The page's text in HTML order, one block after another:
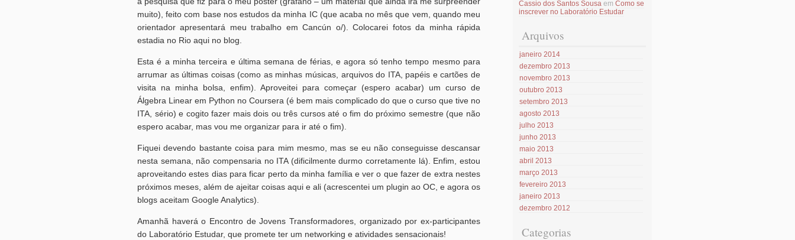
muito), feito com base nos estudos da minha IC (que acaba no mês que vem, quando meu
orientador apresentará meu trabalho em Cancún o/). Colocarei fotos da minha rápida
estadia no Rio aqui no blog.
Esta é a minha terceira e última semana de férias, e agora só tenho tempo mesmo para
arrumar as últimas coisas (como as minhas músicas, arquivos do ITA, papéis e cartões de
visita na minha bolsa, enfim). Aproveitei para começar (espero acabar) um curso de
Álgebra Linear em Python no Coursera (é bem mais complicado do que o curso que tive no
ITA, sério) e cogito fazer mais dois ou três cursos até o fim do próximo semestre (que não
espero acabar, mas vou me organizar para ir até o fim).
Fiquei devendo bastante coisa para mim mesmo, mas se eu não conseguisse descansar
nesta semana, não compensaria no ITA (dificilmente durmo corretamente lá). Enfim, estou
aproveitando estes dias para ficar perto da minha família e ver o que fazer de extra nestes
próximos meses, além de ajeitar coisas aqui e ali (acrescentei um plugin ao OC, e agora os
blogs aceitam Google Analytics).
Amanhã haverá o Encontro de Jovens Transformadores, organizado por ex-participantes
do Laboratório Estudar, que promete ter um networking e atividades sensacionais!
Cassio dos Santos Sousa em Como se
inscrever no Laboratório Estudar
Arquivos
janeiro 2014
dezembro 2013
novembro 2013
outubro 2013
setembro 2013
agosto 2013
julho 2013
junho 2013
maio 2013
abril 2013
março 2013
fevereiro 2013
janeiro 2013
dezembro 2012
Categorias